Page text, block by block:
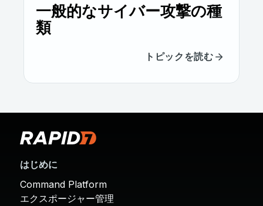
一般的なサイバー攻撃の種
類
トピックを読む
はじめに
Command Platform
エクスポージャー管理